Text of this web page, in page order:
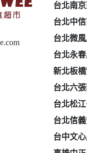
台北南
台北中
台北微
台北永
新北板
台北六
台北松
台北信
台中文